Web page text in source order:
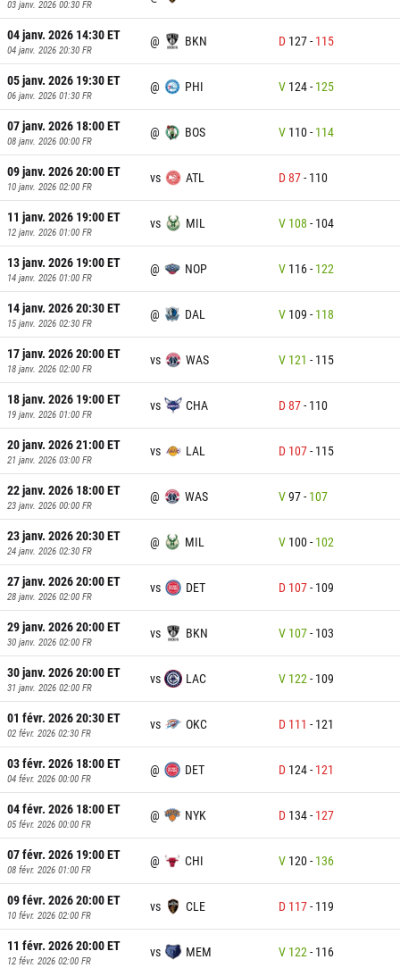
03 janv. 2026 00:30 FR
04 janv. 2026 14:30ET
04 janv. 2026 20:30 FR
@ BKN D 127- 115
05 janv. 2026 19:30ET
06 janv. 2026 01:30 FR
@ PHI V 124- 125
07 janv. 2026 18:00ET
08 janv. 2026 00:00 FR
@ BOS V 110- 114
09 janv. 2026 20:00ET
10 janv. 2026 02:00 FR
vs ATL D 87- 110
11 janv. 2026 19:00ET
12 janv. 2026 01:00 FR
vs MIL V 108 - 104
13 janv. 2026 19:00ET
14 janv. 2026 01:00 FR
@ NOP V 116- 122
14 janv. 2026 20:30ET
15 janv. 2026 02:30 FR
@ DAL V 109 - 118
17 janv. 2026 20:00ET
18 janv. 2026 02:00 FR
vs WAS V 121 - 115
18 janv. 2026 19:00ET
19 janv. 2026 01:00 FR
vs CHA D 87- 110
20 janv. 2026 21:00ET
21 janv. 2026 03:00 FR
vs LAL D 107- 115
22 janv. 2026 18:00ET
23 janv. 2026 00:00 FR
@ WAS V97- 107
23 janv. 2026 20:30ET
24 janv. 2026 02:30 FR
@ MIL V 100- 102
27 janv. 2026 20:00ET
28 janv. 2026 02:00 FR
vs DET D 107- 109
29 janv. 2026 20:00ET
30 janv. 2026 02:00 FR
vs BKN V 107- 103
30 janv. 2026 20:00ET
31 janv. 2026 02:00 FR
vs LAC V 122- 109
01 févr. 2026 20:30ET
02 févr. 2026 02:30 FR
vs OKC D 111 - 121
03 févr. 2026 18:00ET
04 févr. 2026 00:00 FR
@ DET D 124- 121
04 févr. 2026 18:00ET
05 févr. 2026 00:00 FR
@ NYK D 134- 127
07 févr. 2026 19:00ET
08 févr. 2026 01:00 FR
@ CHI V 120- 136
09 févr. 2026 20:00ET
10 févr. 2026 02:00 FR
vs CLE D 117- 119
11 févr. 2026 20:00ET
12 févr. 2026 02:00 FR
vs MEM V 122- 116